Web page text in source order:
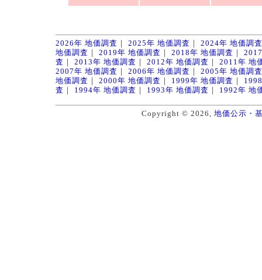
2026年 地価調査 ｜ 2025年 地価調査 ｜ 2024年 地価調査
地価調査 ｜ 2019年 地価調査 ｜ 2018年 地価調査 ｜
査 ｜ 2013年 地価調査 ｜ 2012年 地価調査 ｜ 2011年 地
2007年 地価調査 ｜ 2006年 地価調査 ｜ 2005年 地価調査
地価調査 ｜ 2000年 地価調査 ｜ 1999年 地価調査 ｜
査 ｜ 1994年 地価調査 ｜ 1993年 地価調査 ｜ 1992年 地
Copyright © 2026, 地価公示・